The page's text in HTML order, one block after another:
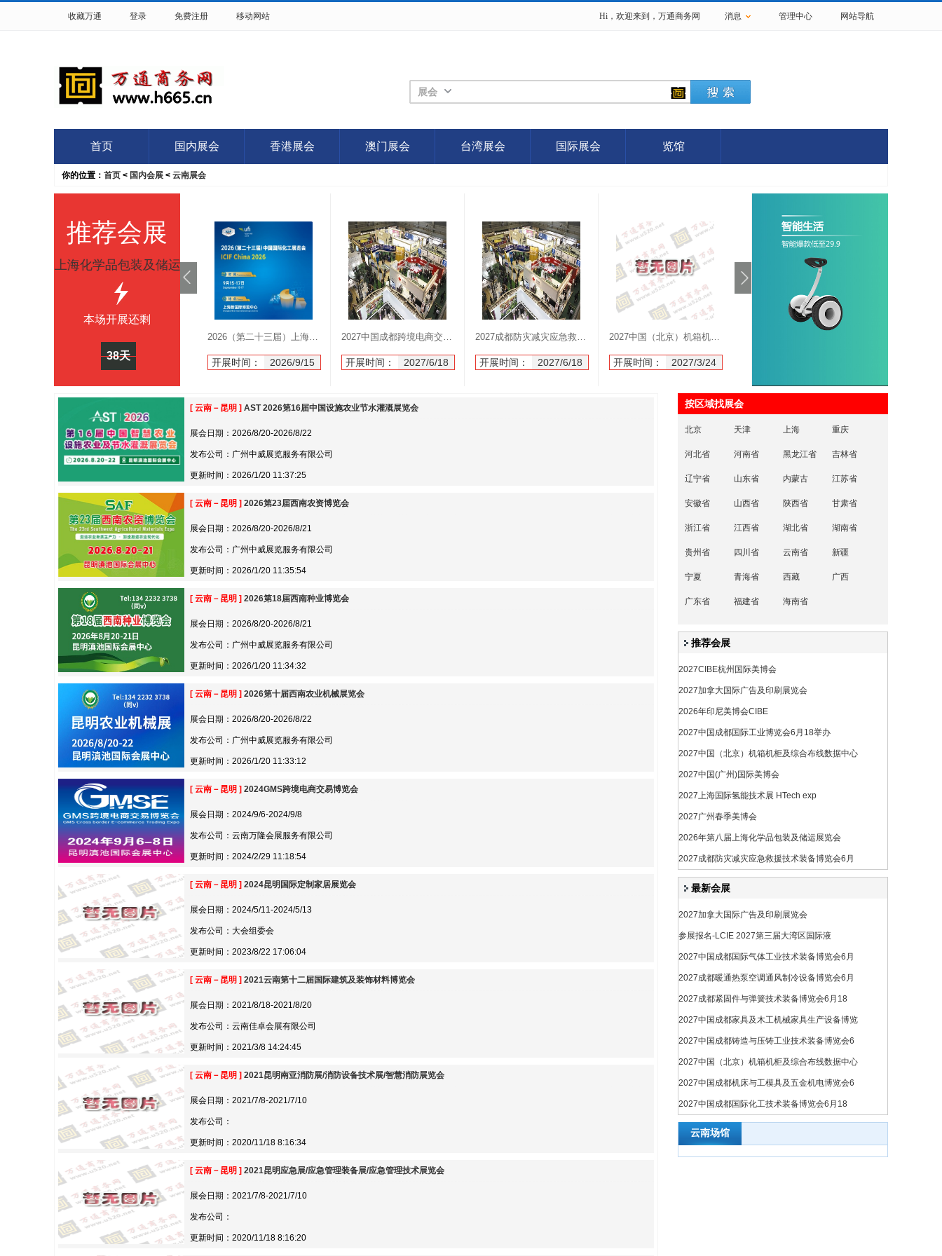
收藏万通 登录 免费注册 移动网站 Hi，欢迎来到， 万通商务网 消息 管理中心 网站导航
展会
首页 国内展会 香港展会 澳门展会 台湾展会 国际展会 览馆
你的位置： 首页 < 国内会展 < 云南展会
推荐会展
八届上海化学品包装及储运展览会
本场开展还剩
38天
2026（第二十三届）上海国际化工展览会
开展时间： 2026/9/15
2027中国成都跨境电商交易博览会6月18举办
开展时间： 2027/6/18
2027成都防灾减灾应急救援技术装备博览会6月18举办
开展时间： 2027/6/18
2027中国（北京）机箱机柜及综合布线数据中心设施展览会
开展时间： 2027/3/24
[ 云南－昆明 ] AST 2026第16届中国设施农业节水灌溉展览会
展会日期：2026/8/20-2026/8/22
发布公司：广州中威展览服务有限公司
更新时间：2026/1/20 11:37:25
[ 云南－昆明 ] 2026第23届西南农资博览会
展会日期：2026/8/20-2026/8/21
发布公司：广州中威展览服务有限公司
更新时间：2026/1/20 11:35:54
[ 云南－昆明 ] 2026第18届西南种业博览会
展会日期：2026/8/20-2026/8/21
发布公司：广州中威展览服务有限公司
更新时间：2026/1/20 11:34:32
[ 云南－昆明 ] 2026第十届西南农业机械展览会
展会日期：2026/8/20-2026/8/22
发布公司：广州中威展览服务有限公司
更新时间：2026/1/20 11:33:12
[ 云南－昆明 ] 2024GMS跨境电商交易博览会
展会日期：2024/9/6-2024/9/8
发布公司：云南万隆会展服务有限公司
更新时间：2024/2/29 11:18:54
[ 云南－昆明 ] 2024昆明国际定制家居展览会
展会日期：2024/5/11-2024/5/13
发布公司：大会组委会
更新时间：2023/8/22 17:06:04
[ 云南－昆明 ] 2021云南第十二届国际建筑及装饰材料博览会
展会日期：2021/8/18-2021/8/20
发布公司：云南佳卓会展有限公司
更新时间：2021/3/8 14:24:45
[ 云南－昆明 ] 2021昆明南亚消防展/消防设备技术展/智慧消防展览会
展会日期：2021/7/8-2021/7/10
发布公司：
更新时间：2020/11/18 8:16:34
[ 云南－昆明 ] 2021昆明应急展/应急管理装备展/应急管理技术展览会
展会日期：2021/7/8-2021/7/10
发布公司：
更新时间：2020/11/18 8:16:20
按区域找展会
北京 天津 上海 重庆
河北省 河南省 黑龙江省 吉林省
辽宁省 山东省 内蒙古 江苏省
安徽省 山西省 陕西省 甘肃省
浙江省 江西省 湖北省 湖南省
贵州省 四川省 云南省 新疆
宁夏 青海省 西藏 广西
广东省 福建省 海南省
推荐会展
2027CIBE杭州国际美博会
2027加拿大国际广告及印刷展览会
2026年印尼美博会CIBE
2027中国成都国际工业博览会6月18举办
2027中国（北京）机箱机柜及综合布线数据中心
2027中国(广州)国际美博会
2027上海国际氢能技术展 HTech exp
2027广州春季美博会
2026年第八届上海化学品包装及储运展览会
2027成都防灾减灾应急救援技术装备博览会6月
最新会展
2027加拿大国际广告及印刷展览会
参展报名-LCIE 2027第三届大湾区国际液
2027中国成都国际气体工业技术装备博览会6月
2027成都暖通热泵空调通风制冷设备博览会6月
2027成都紧固件与弹簧技术装备博览会6月18
2027中国成都家具及木工机械家具生产设备博览
2027中国成都铸造与压铸工业技术装备博览会6
2027中国（北京）机箱机柜及综合布线数据中心
2027中国成都机床与工模具及五金机电博览会6
2027中国成都国际化工技术装备博览会6月18
云南场馆